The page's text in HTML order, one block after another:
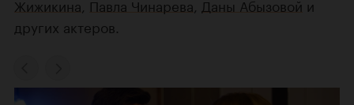
Жижикина, Павла Чинарева, Даны Абызовой и
других актеров.